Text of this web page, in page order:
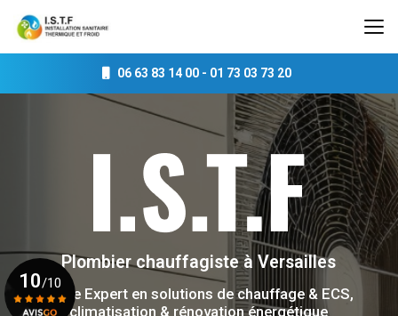
contenu
06 63 83 14 00- 01 73 03 73 20
Plombier chauffagisteà Versailles
Votre Expert en solutions de chauffage & ECS,
climatisation & rénovation énergétique
10/10